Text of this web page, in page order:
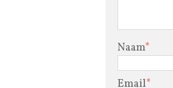
Naam*
Email*